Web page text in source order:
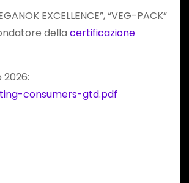
EXCELLENCE”, “VEG-PACK”
della certificazione
consumers-gtd.pdf